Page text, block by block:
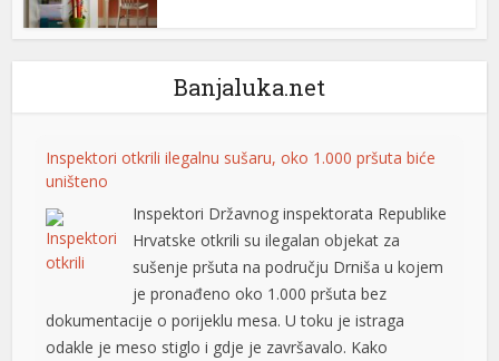
Banjaluka.net
Inspektori otkrili ilegalnu sušaru, oko 1.000 pršuta biće
uništeno
Inspektori Državnog inspektorata Republike
Hrvatske otkrili su ilegalan objekat za
sušenje pršuta na području Drniša u kojem
je pronađeno oko 1.000 pršuta bez
dokumentacije o porijeklu mesa. U toku je istraga
odakle je meso stiglo i gdje je završavalo. Kako